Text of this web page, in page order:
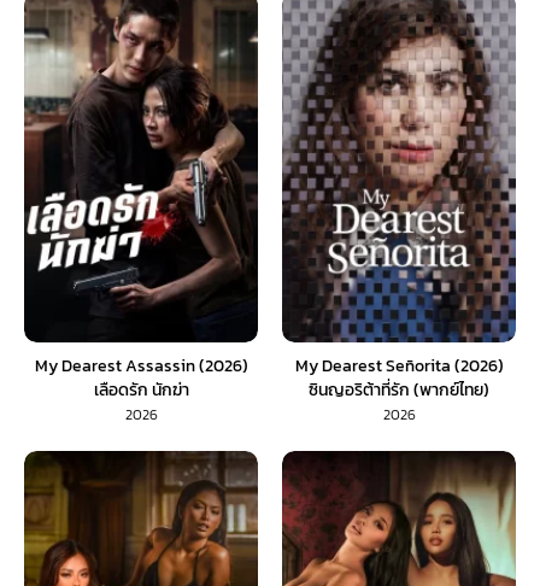
My Dearest Assassin (2026)
เลือดรัก นักฆ่า
2026
My Dearest Señorita (2026)
ซินญอริต้าที่รัก (พากย์ไทย)
2026